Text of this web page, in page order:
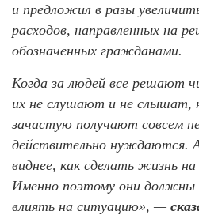
и предложил в разы
расходов, направленных на
обозначенных гражданами.
Когда за людей все решают
их не слушают и не слышат,
зачастую получают совсем
действительно нуждаются.
виднее, как сделать жизнь
Именно поэтому они
влиять на ситуацию», —